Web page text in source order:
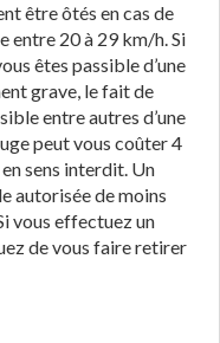
être ôtés en cas de
entre 20 à 29 km/h. Si
êtes passible d’une
grave, le fait de
entre autres d’une
peut vous coûter 4
sens interdit. Un
autorisée de moins
vous effectuez un
de vous faire retirer